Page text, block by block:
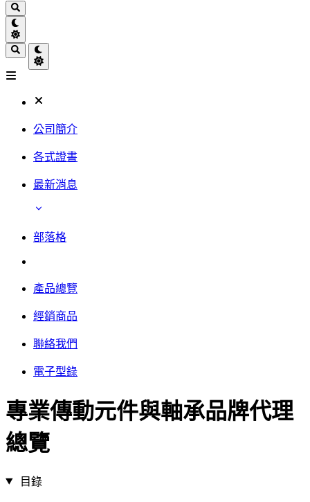
公司簡介
各式證書
最新消息
部落格
產品總覽
經銷商品
聯絡我們
電子型錄
專業傳動元件與軸承品牌代理
總覽
目錄